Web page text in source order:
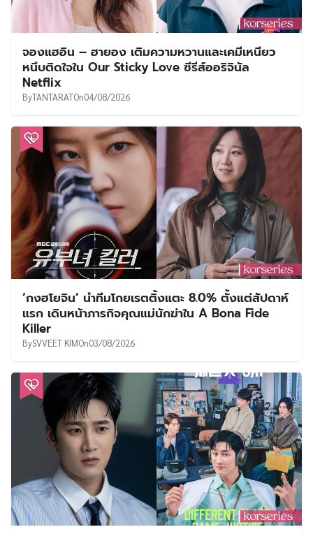
จองแฮอิน – ฮายอง เติมความหวานและเคมีเหนียว
หนึบติดใจใน Our Sticky Love ซีรีส์ออริจินัล
Netflix
ByTANTARATOn04/08/2026
‘กงฮโยจิน’ นำทีมโกยเรตติ้งแตะ 8.0% ตั้งแต่สัปดาห์
แรก เดินหน้าภารกิจคุณแม่นักฆ่าใน A Bona Fide
Killer
BySVVEET KIMOn03/08/2026